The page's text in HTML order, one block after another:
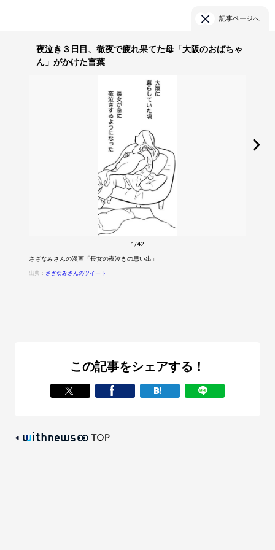
記事ページへ
夜泣き３日目、徹夜で疲れ果てた母「大阪のおばちゃ
ん」がかけた言葉
1/42
さざなみさんの漫画「長女の夜泣きの思い出」
出典： さざなみさんのツイート
この記事をシェアする！